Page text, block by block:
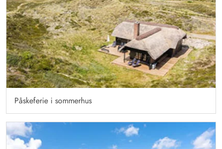
Påskeferie i sommerhus